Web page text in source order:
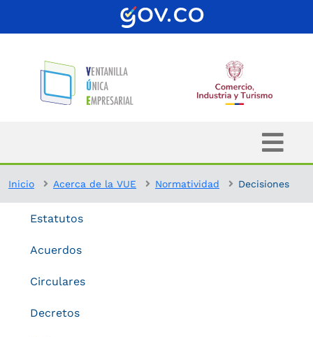
Inicio Acerca de la VUE Normatividad Decisiones
Estatutos
Acuerdos
Circulares
Decretos